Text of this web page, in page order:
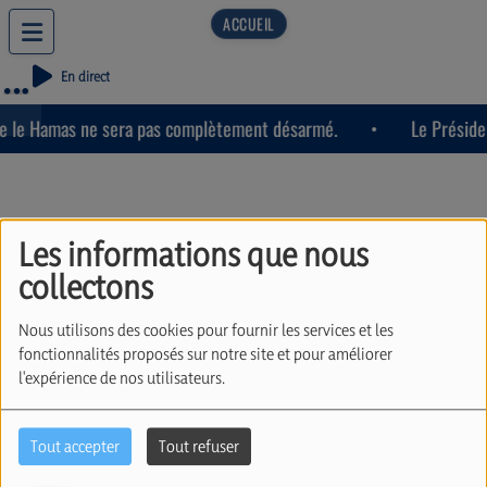
Les informations que nous
collectons
Nous utilisons des cookies pour fournir les services et les
fonctionnalités proposés sur notre site et pour améliorer
l'expérience de nos utilisateurs.
Tout accepter Tout refuser
En direct
Hamas ne sera pas complètement désarmé. Le
L’importation du conflit
israelo palestinien en
Belgique n’est-il pas
exagéré ? Avec Michel